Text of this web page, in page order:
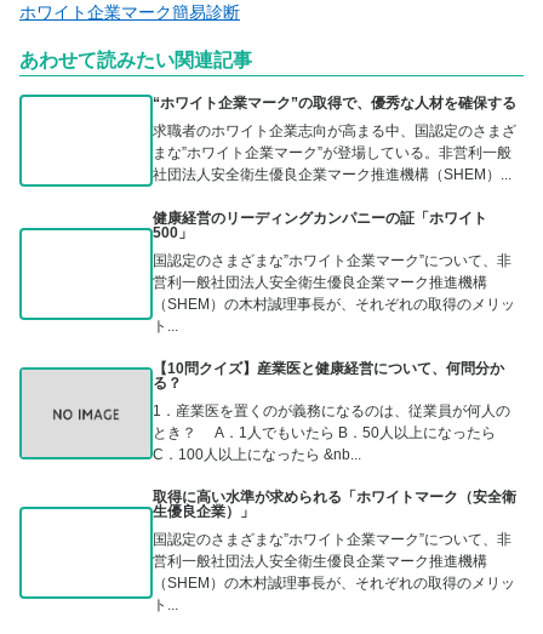
ホワイト企業マーク簡易診断
あわせて読みたい関連記事
“ホワイト企業マーク”の取得で、優秀な人材を確保する
求職者のホワイト企業志向が高まる中、国認定のさまざ
まな”ホワイト企業マーク”が登場している。非営利一般
社団法人安全衛生優良企業マーク推進機構（SHEM）...
健康経営のリーディングカンパニーの証「ホワイト
500」
国認定のさまざまな”ホワイト企業マーク”について、非
営利一般社団法人安全衛生優良企業マーク推進機構
（SHEM）の木村誠理事長が、それぞれの取得のメリッ
ト...
【10問クイズ】産業医と健康経営について、何問分か
る？
1．産業医を置くのが義務になるのは、従業員が何人の
とき？ A．1人でもいたら B．50人以上になったら
C．100人以上になったら &nb...
取得に高い水準が求められる「ホワイトマーク（安全衛
生優良企業）」
国認定のさまざまな”ホワイト企業マーク”について、非
営利一般社団法人安全衛生優良企業マーク推進機構
（SHEM）の木村誠理事長が、それぞれの取得のメリッ
ト...